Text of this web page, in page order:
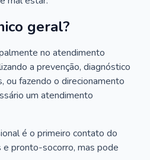
geral?
no atendimento
a prevenção, diagnóstico
ou fazendo o direcionamento
um atendimento
é o primeiro contato do
e pronto-socorro, mas pode